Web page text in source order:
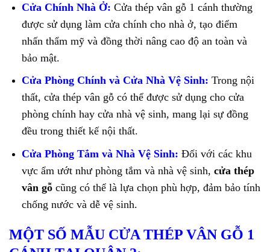
Cửa Chính Nhà Ở: Cửa thép vân gỗ 1 cánh thường
được sử dụng làm cửa chính cho nhà ở, tạo điểm
nhấn thẩm mỹ và đồng thời nâng cao độ an toàn và
bảo mật.
Cửa Phòng Chính và Cửa Nhà Vệ Sinh: Trong nội
thất, cửa thép vân gỗ có thể được sử dụng cho cửa
phòng chính hay cửa nhà vệ sinh, mang lại sự đồng
đều trong thiết kế nội thất.
Cửa Phòng Tắm và Nhà Vệ Sinh: Đối với các khu
vực ẩm ướt như phòng tắm và nhà vệ sinh, cửa thép
vân gỗcũng có thể là lựa chọn phù hợp, đảm bảo tính
chống nước và dễ vệ sinh.
MỘT SỐ MẪU CỬA THÉP VÂN GỖ 1